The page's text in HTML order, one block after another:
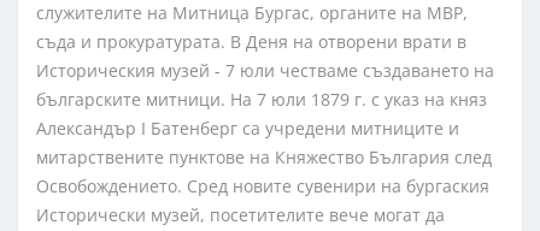
служителите на Митница Бургас, органите на МВР,
съда и прокуратурата. В Деня на отворени врати в
Историческия музей - 7 юли честваме създаването на
българските митници. На 7 юли 1879 г. с указ на княз
Александър I Батенберг са учредени митниците и
митарствените пунктове на Княжество България след
Освобождението. Сред новите сувенири на бургаския
Исторически музей, посетителите вече могат да